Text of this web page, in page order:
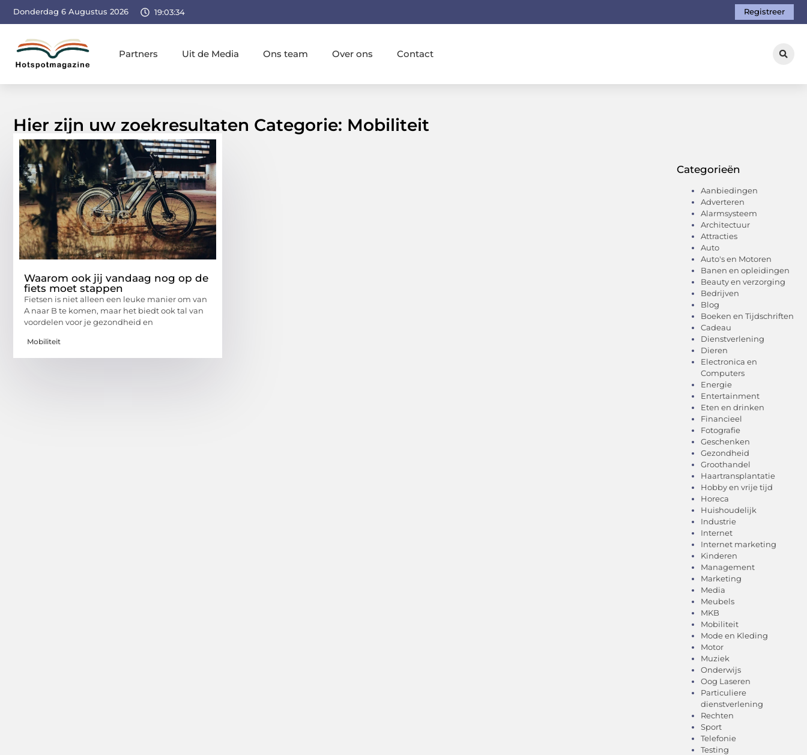
Donderdag 6 Augustus 2026 19:03:35 Registreer
Partners Uit de Media Ons team Over ons Contact
Hier zijn uw zoekresultaten Categorie: Mobiliteit
Waarom ook jij vandaag nog op de
fiets moet stappen
Fietsen is niet alleen een leuke manier om van
A naar B te komen, maar het biedt ook tal van
voordelen voor je gezondheid en
Mobiliteit
Categorieën
Aanbiedingen
Adverteren
Alarmsysteem
Architectuur
Attracties
Auto
Auto's en Motoren
Banen en opleidingen
Beauty en verzorging
Bedrijven
Blog
Boeken en Tijdschriften
Cadeau
Dienstverlening
Dieren
Electronica en
Computers
Energie
Entertainment
Eten en drinken
Financieel
Fotografie
Geschenken
Gezondheid
Groothandel
Haartransplantatie
Hobby en vrije tijd
Horeca
Huishoudelijk
Industrie
Internet
Internet marketing
Kinderen
Management
Marketing
Media
Meubels
MKB
Mobiliteit
Mode en Kleding
Motor
Muziek
Onderwijs
Oog Laseren
Particuliere
dienstverlening
Rechten
Sport
Telefonie
Testing